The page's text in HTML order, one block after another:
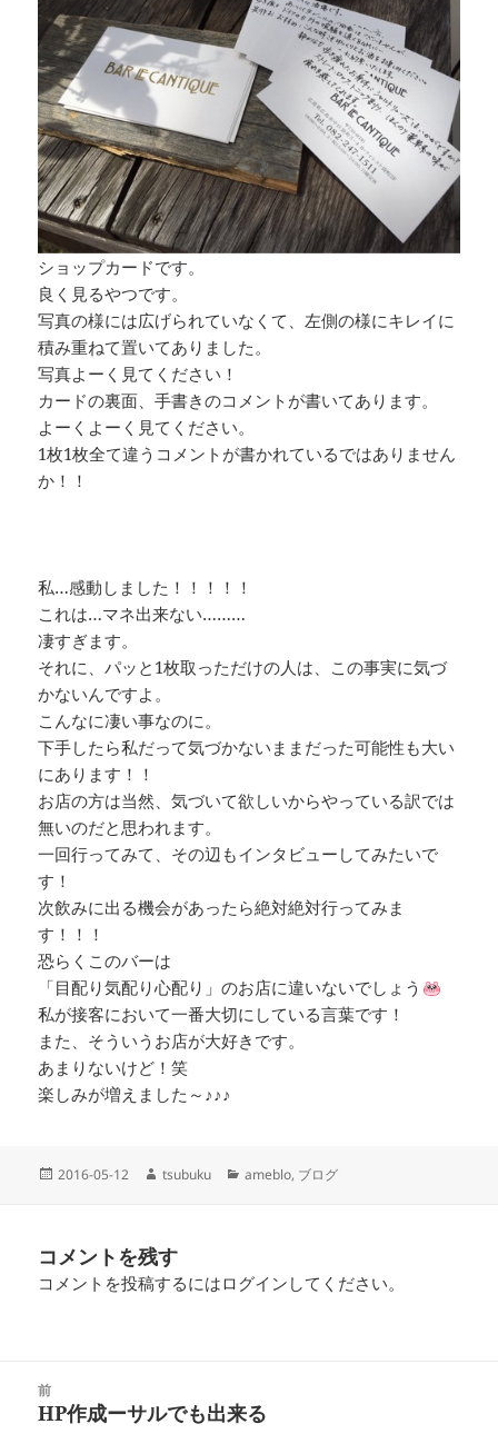
ショップカードです。
良く見るやつです。
写真の様には広げられていなくて、左側の様にキレイに
積み重ねて置いてありました。
写真よーく見てください！
カードの裏面、手書きのコメントが書いてあります。
よーくよーく見てください。
1枚1枚全て違うコメントが書かれているではありません
か！！
私…感動しました！！！！！
これは…マネ出来ない………
凄すぎます。
それに、パッと1枚取っただけの人は、この事実に気づ
かないんですよ。
こんなに凄い事なのに。
下手したら私だって気づかないままだった可能性も大い
にあります！！
お店の方は当然、気づいて欲しいからやっている訳では
無いのだと思われます。
一回行ってみて、その辺もインタビューしてみたいで
す！
次飲みに出る機会があったら絶対絶対行ってみま
す！！！
恐らくこのバーは
「目配り気配り心配り」のお店に違いないでしょう
私が接客において一番大切にしている言葉です！
また、そういうお店が大好きです。
あまりないけど！笑
楽しみが増えました～♪♪♪
投
2016-05-12
作
tsubuku
カ
ameblo, ブログ
コメントを残す
コメントを投稿するにはログイン してください。
前
前
HP作成ーサルでも出来る